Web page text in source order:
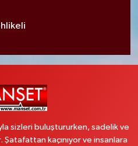
sizleri buluştururken, sadelik ve
kaçınıyor ve insanlara